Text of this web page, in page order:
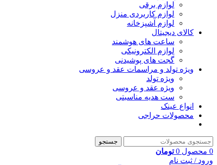
لوازم برقی
لوازم کاربردی منزل
لوازم آشپزخانه
کالای دیجیتال
ساعت های هوشمند
لوازم الکترونیکی
گجت های پوشیدنی
ویژه تولد و مراسمات عقد و عروسی
ویژه تولد
ویژه عقد و عروسی
ست هدیه مناسبتی
انواع عینک
محصولات حراجی
جستجو
0 محصول 0 تومان
ورود / ثبت نام